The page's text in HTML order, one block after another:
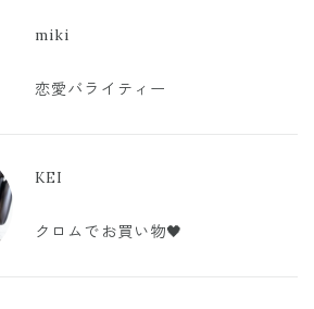
miki
恋愛バライティー
KEI
クロムでお買い物🖤